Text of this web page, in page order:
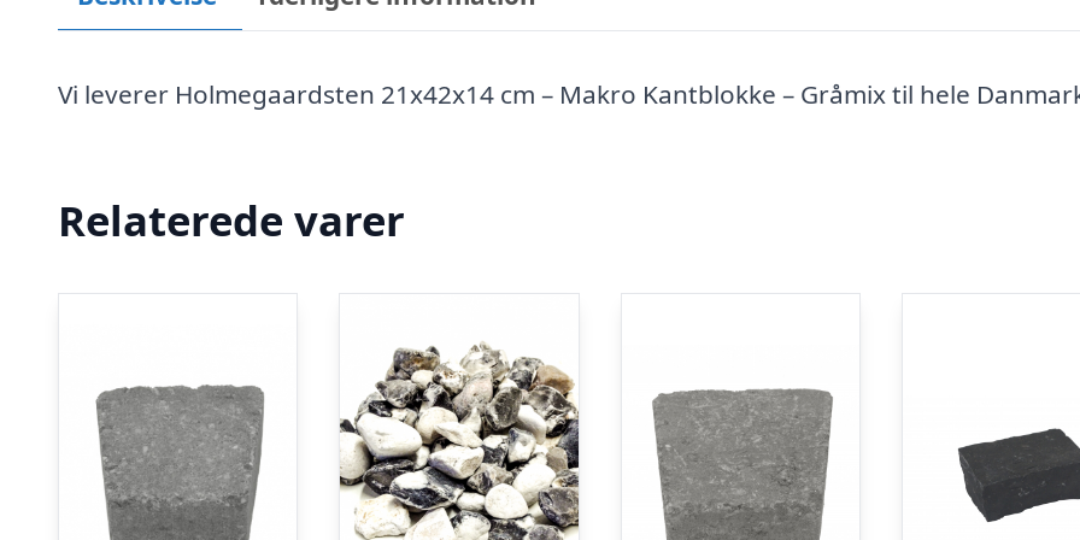
Vi leverer Holmegaardsten 21x42x14 cm – Makro Kantblokke – Gråmix til hele
Relaterede varer